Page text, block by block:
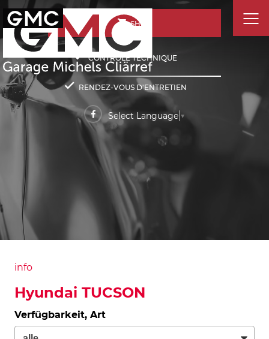
SHOP
CONTRÔLE TECHNIQUE
RENDEZ-VOUS D'ENTRETIEN
Select Language ▼
info
Hyundai TUCSON
Verfügbarkeit, Art